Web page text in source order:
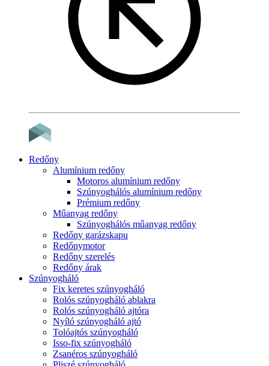
Redőny
Alumínium redőny
Motoros alumínium redőny
Szúnyoghálós alumínium redőny
Prémium redőny
Műanyag redőny
Szúnyoghálós műanyag redőny
Redőny garázskapu
Redőnymotor
Redőny szerelés
Redőny árak
Szúnyogháló
Fix keretes szúnyogháló
Rolós szúnyogháló ablakra
Rolós szúnyogháló ajtóra
Nyíló szúnyogháló ajtó
Tolóajtós szúnyogháló
Isso-fix szúnyogháló
Zsanéros szúnyogháló